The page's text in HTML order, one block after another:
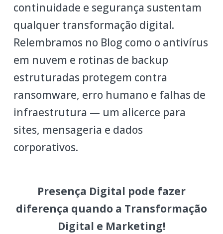
continuidade e segurança sustentam
qualquer transformação digital.
Relembramos no Blog como o antivírus
em nuvem e rotinas de backup
estruturadas protegem contra
ransomware, erro humano e falhas de
infraestrutura — um alicerce para
sites, mensageria e dados
corporativos.
Presença Digital pode fazer
diferença quando a Transformação
Digital e Marketing!